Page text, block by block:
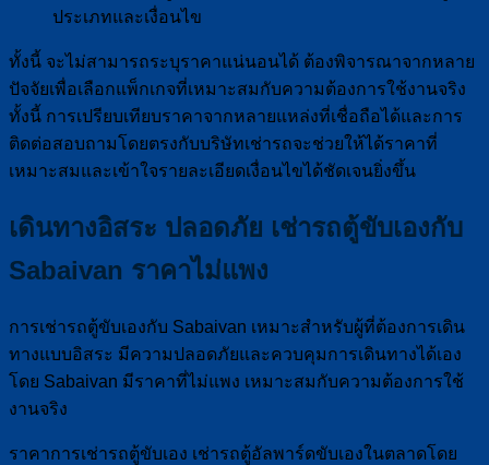
ประเภทและเงื่อนไข
ทั้งนี้ จะไม่สามารถระบุราคาแน่นอนได้ ต้องพิจารณาจากหลาย
ปัจจัยเพื่อเลือกแพ็กเกจที่เหมาะสมกับความต้องการใช้งานจริง
ทั้งนี้ การเปรียบเทียบราคาจากหลายแหล่งที่เชื่อถือได้และการ
ติดต่อสอบถามโดยตรงกับบริษัทเช่ารถจะช่วยให้ได้ราคาที่
เหมาะสมและเข้าใจรายละเอียดเงื่อนไขได้ชัดเจนยิ่งขึ้น
เดินทางอิสระ ปลอดภัย เช่ารถตู้ขับเองกับ
Sabaivan ราคาไม่แพง
การเช่ารถตู้ขับเองกับ Sabaivan เหมาะสำหรับผู้ที่ต้องการเดิน
ทางแบบอิสระ มีความปลอดภัยและควบคุมการเดินทางได้เอง
โดย Sabaivan มีราคาที่ไม่แพง เหมาะสมกับความต้องการใช้
งานจริง
ราคาการเช่ารถตู้ขับเอง เช่ารถตู้อัลพาร์ดขับเองในตลาดโดย